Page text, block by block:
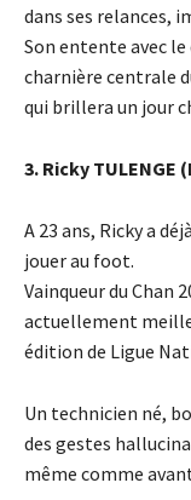
dans ses relances,
Son entente avec
charnière centrale
qui brillera un jour
3. Ricky TULENGE
A 23 ans, Ricky a
jouer au foot.
Vainqueur du Chan
actuellement
édition de Ligue
Un technicien né,
des gestes
même comme